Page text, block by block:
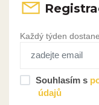
Každý týden
Souhlasím s
údajů